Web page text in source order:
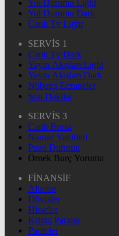
Yol Durumu Light
Yol Durumu Dark
Canlı Tv Light
SERVİS 1
Canlı Tv Dark
Yayın Akışları Light
Yayın Akışları Dark
Nöbetçi Eczaneler
Son Dakika
SERVİS 3
Canlı Borsa
Namaz Vakitleri
Puan Durumu
Örnek Burç Yorumu
FİNANSİF
Altınlar
Dövizler
Hisseler
Kripto Paralar
Pariteler